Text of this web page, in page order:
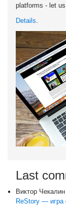
platforms - let us
Details
Last
Виктор Чекалин
ReStory — игра